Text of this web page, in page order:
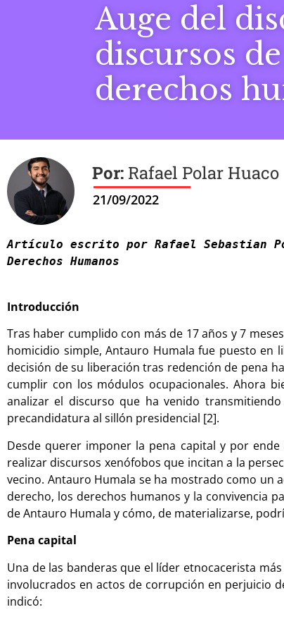
Auge del
discursos
derechos
Rafael Polar Huaco
Artículo escrito por Rafael Sebastian
Derechos Humanos
Introducción
Tras haber cumplido con más de 17 años y 7
homicidio simple, Antauro Humala fue puesto en
decisión de su liberación tras redención de pena
cumplir con los módulos ocupacionales. Ahora
analizar el discurso que ha venido
precandidatura al sillón presidencial [2].
Desde querer imponer la pena capital y por
realizar discursos xenófobos que incitan a la
vecino. Antauro Humala se ha mostrado como un
derecho, los derechos humanos y la convivencia
de Antauro Humala y cómo, de materializarse,
Pena capital
Una de las banderas que el líder etnocacerista
involucrados en actos de corrupción en perjuicio
indicó:
21/09/2022